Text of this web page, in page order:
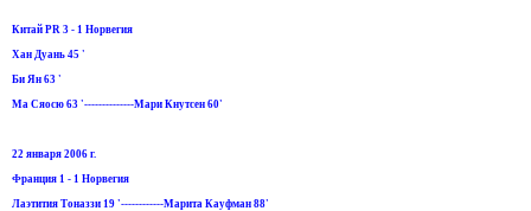
Китай PR 3 - 1 Норвегия
Хан Дуань 45 '
Би Ян 63 '
Ма Сяосю 63 '--------------Мари Кнутсен 60'
22 января 2006 г.
Франция 1 - 1 Норвегия
Лаэтития Тоназзи 19 '------------Марита Кауфман 88'